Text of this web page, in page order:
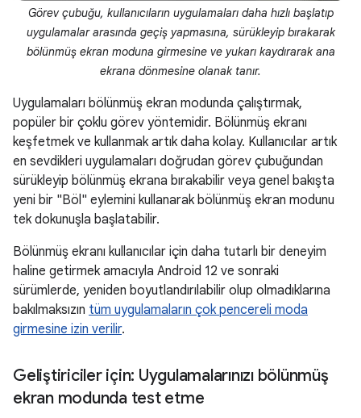
Görev çubuğu, kullanıcıların uygulamaları daha hızlı başlatıp
uygulamalar arasında geçiş yapmasına, sürükleyip bırakarak
bölünmüş ekran moduna girmesine ve yukarı kaydırarak ana
ekrana dönmesine olanak tanır.
Uygulamaları bölünmüş ekran modunda çalıştırmak,
popüler bir çoklu görev yöntemidir. Bölünmüş ekranı
keşfetmek ve kullanmak artık daha kolay. Kullanıcılar artık
en sevdikleri uygulamaları doğrudan görev çubuğundan
sürükleyip bölünmüş ekrana bırakabilir veya genel bakışta
yeni bir "Böl" eylemini kullanarak bölünmüş ekran modunu
tek dokunuşla başlatabilir.
Bölünmüş ekranı kullanıcılar için daha tutarlı bir deneyim
haline getirmek amacıyla Android 12 ve sonraki
sürümlerde, yeniden boyutlandırılabilir olup olmadıklarına
bakılmaksızın tüm uygulamaların çok pencereli moda
girmesine izin verilir.
Geliştiriciler için: Uygulamalarınızı bölünmüş
ekran modunda test etme